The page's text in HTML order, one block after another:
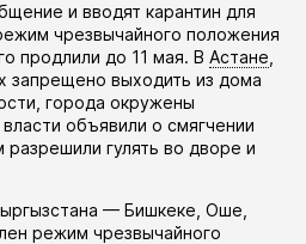
и вводят карантин для
чрезвычайного положения
продлили до 11 мая. В Астане
запрещено выходить из дома
города окружены
объявили о смягчении
разрешили гулять во дворе и
— Бишкеке, Оше,
режим чрезвычайного